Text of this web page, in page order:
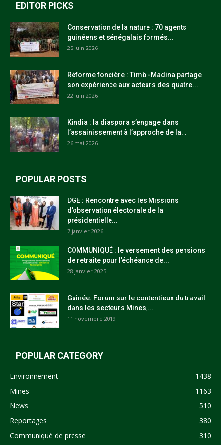
EDITOR PICKS
Conservation de la nature : 70 agents
guinéens et sénégalais formés...
25 juin 2026
Réforme foncière : Timbi-Madina partage
son expérience aux acteurs des quatre...
22 juin 2026
Kindia : la diaspora s’engage dans
l’assainissement à l’approche de la...
26 mai 2026
POPULAR POSTS
DGE : Rencontre avec les Missions
d’observation électorale de la
présidentielle...
7 janvier 2026
COMMUNIQUÉ : le versement des pensions
de retraite pour l’échéance de...
28 janvier 2025
Guinée: Forum sur le contentieux du travail
dans les secteurs Mines,...
11 novembre 2019
POPULAR CATEGORY
Environnement
1438
Mines
1163
News
510
Reportages
380
Communiqué de presse
310